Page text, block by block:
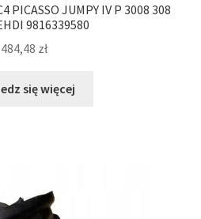
PICASSO JUMPY IV P 3008 308
9816339580
484,48 zł
się więcej